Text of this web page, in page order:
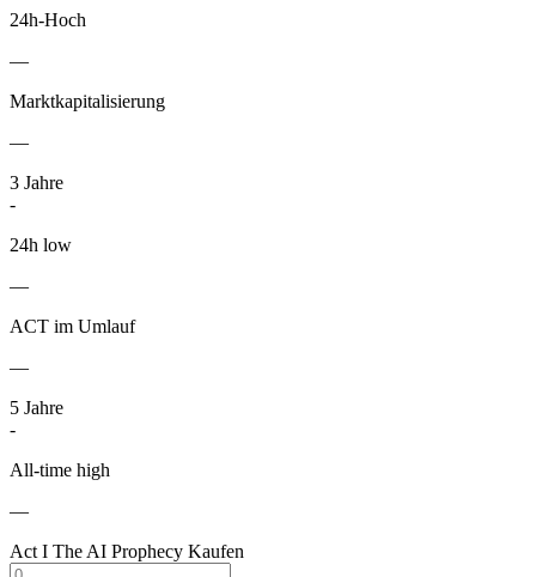
24h-Hoch
—
Marktkapitalisierung
—
3 Jahre
-
24h low
—
ACT im Umlauf
—
5 Jahre
-
All-time high
—
Act I The AI Prophecy Kaufen